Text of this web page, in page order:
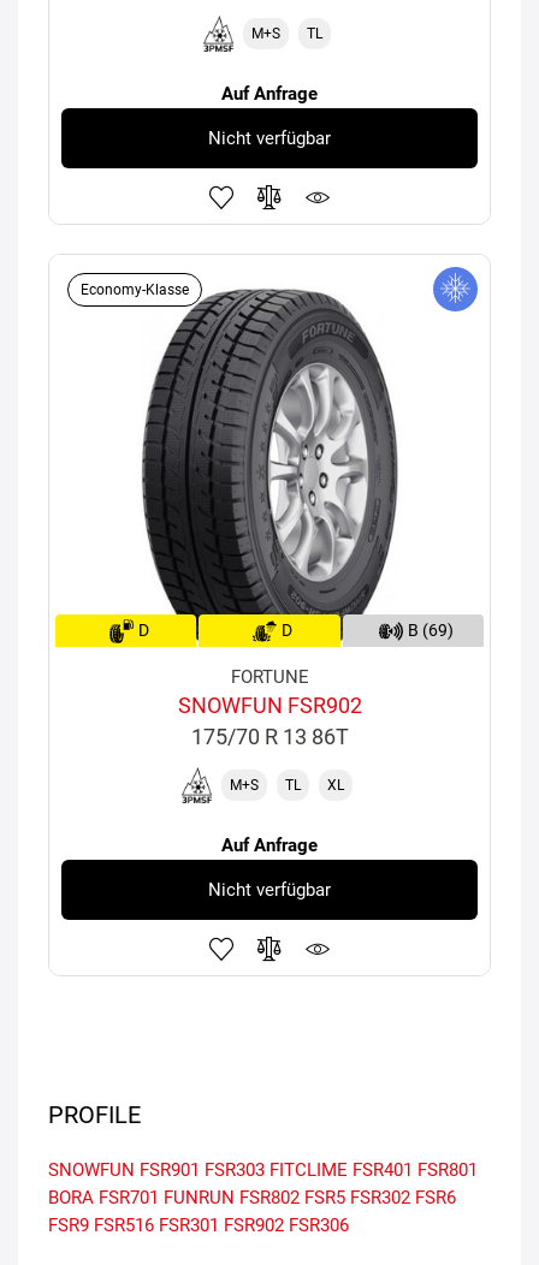
M+S TL
Auf Anfrage
Nicht verfügbar
Economy-Klasse
D D B (69)
FORTUNE
SNOWFUN FSR902
175/70 R 13 86T
M+S TL XL
Auf Anfrage
Nicht verfügbar
PROFILE
SNOWFUN FSR901 FSR303 FITCLIME FSR401 FSR801
BORA FSR701 FUNRUN FSR802 FSR5 FSR302 FSR6
FSR9 FSR516 FSR301 FSR902 FSR306